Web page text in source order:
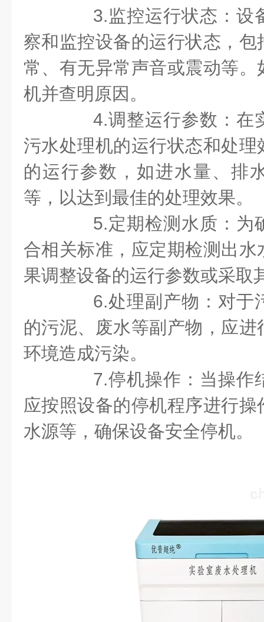
3.监控运行状态：设
察和监控设备的运行状态，
常、有无异常声音或震动等
机并查明原因。
4.调整运行参数：在
污水处理机的运行状态和处
的运行参数，如进水量、排
等，以达到最佳的处理效果。
5.定期检测水质：为
合相关标准，应定期检测出
果调整设备的运行参数或采取
6.处理副产物：对于
的污泥、废水等副产物，应
环境造成污染。
7.停机操作：当操作
应按照设备的停机程序进行
水源等，确保设备安全停机。